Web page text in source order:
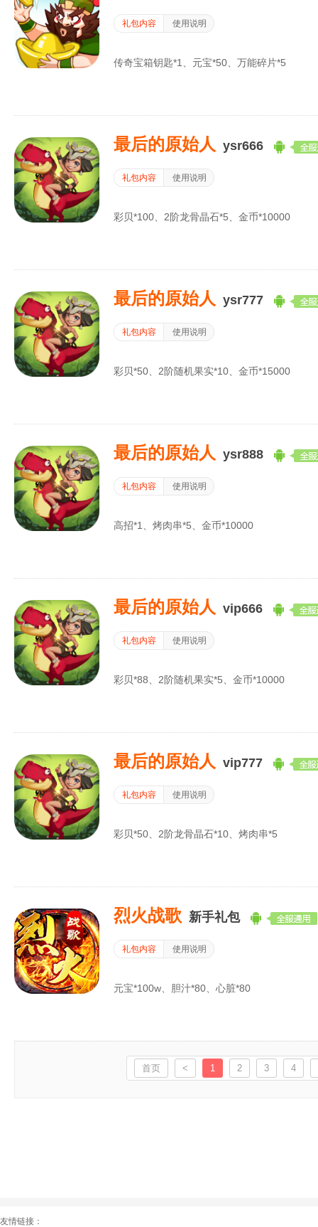
礼包内容 使用说明
传奇宝箱钥匙*1、元宝*50、万能碎片*5
最后的原始人 ysr666
礼包内容 使用说明
彩贝*100、2阶龙骨晶石*5、金币*10000
最后的原始人 ysr777
礼包内容 使用说明
彩贝*50、2阶随机果实*10、金币*15000
最后的原始人 ysr888
礼包内容 使用说明
高招*1、烤肉串*5、金币*10000
最后的原始人 vip666
礼包内容 使用说明
彩贝*88、2阶随机果实*5、金币*10000
最后的原始人 vip777
礼包内容 使用说明
彩贝*50、2阶龙骨晶石*10、烤肉串*5
烈火战歌 新手礼包
礼包内容 使用说明
元宝*100w、胆汁*80、心脏*80
首页 < 1 2 3 4
友情链接：